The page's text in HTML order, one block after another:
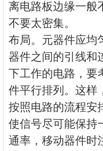
离电路板边缘一
不要太密集。 (3)
布局。元器件应均
器件之间的引线
下工作的电路，要
件平行排列。这
按照电路的流程安
使信号尽可能保
通率，移动器件时